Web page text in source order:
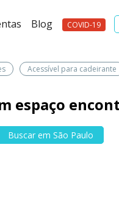
Blog COVID-19
Acessível para cadeirante
espaço
Buscar em São Paulo